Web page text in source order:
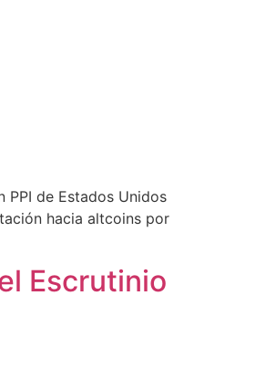
PPI de Estados Unidos
hacia altcoins por
Escrutinio